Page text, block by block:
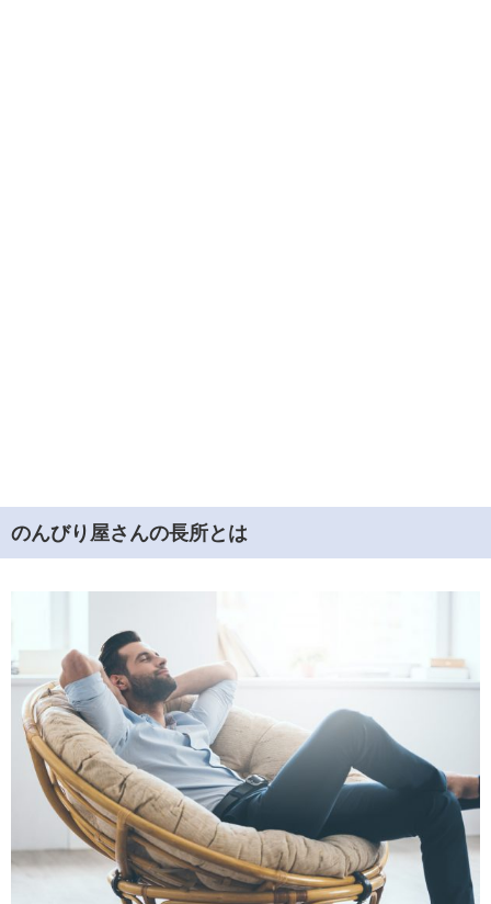
のんびり屋さんの長所とは